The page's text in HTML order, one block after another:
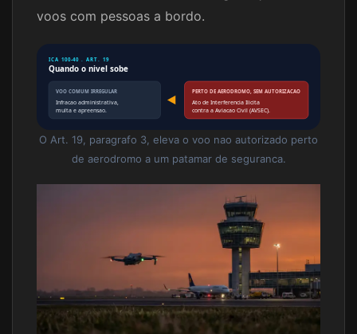
voos com pessoas a bordo.
ICA 100-40 . ART. 19
Quando o nivel sobe
VOO COMUM IRREGULAR
Infracao administrativa,
multa e apreensao.
PERTO DE AERODROMO, SEM AUTORIZACAO
Ato de Interferencia Ilicita
contra a Aviacao Civil (AVSEC).
O Art. 19, paragrafo 3, eleva o voo nao autorizado perto
de aerodromo a um patamar de seguranca.